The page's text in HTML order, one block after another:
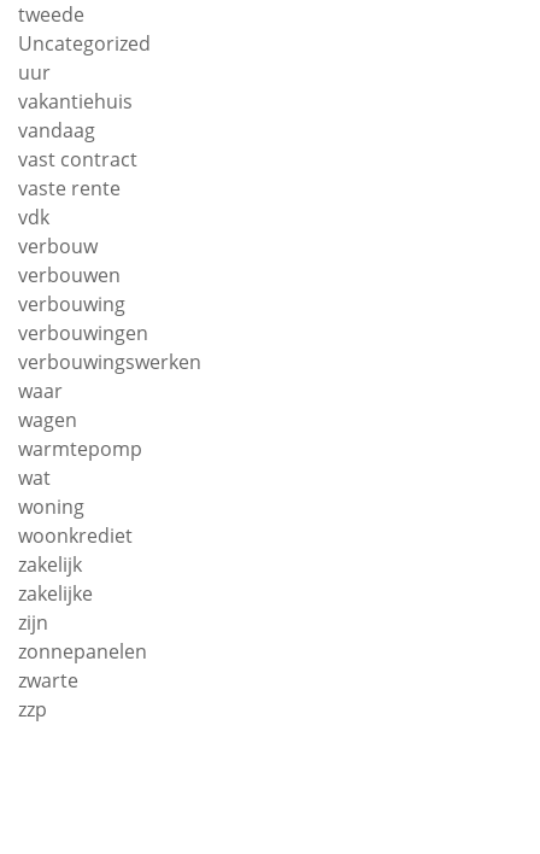
tweede
Uncategorized
uur
vakantiehuis
vandaag
vast contract
vaste rente
vdk
verbouw
verbouwen
verbouwing
verbouwingen
verbouwingswerken
waar
wagen
warmtepomp
wat
woning
woonkrediet
zakelijk
zakelijke
zijn
zonnepanelen
zwarte
zzp